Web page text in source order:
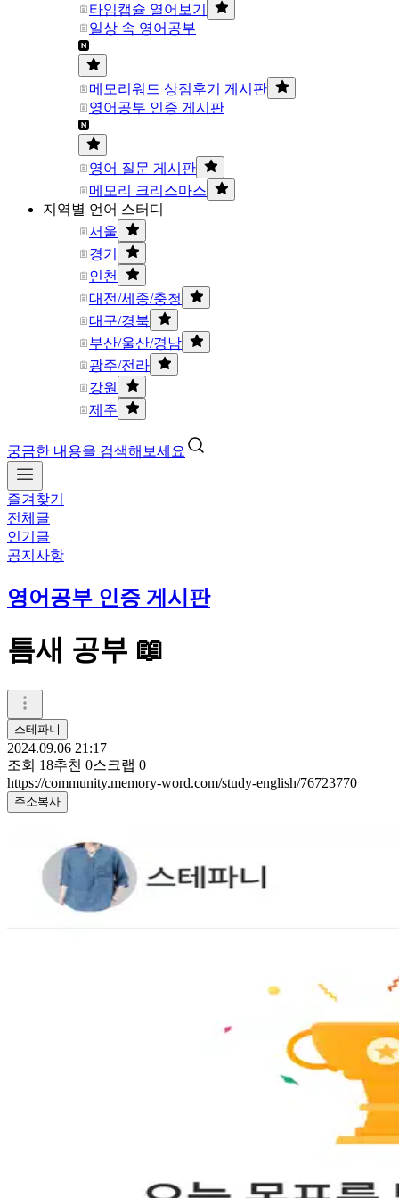
타임캡슐 열어보기
일상 속 영어공부
메모리워드 상점후기 게시판
영어공부 인증 게시판
영어 질문 게시판
메모리 크리스마스
지역별 언어 스터디
서울
경기
인천
대전/세종/충청
대구/경북
부산/울산/경남
광주/전라
강원
제주
궁금한 내용을 검색해보세요
즐겨찾기
전체글
인기글
공지사항
영어공부 인증 게시판
틈새 공부 📖
스테파니
2024.09.06 21:17
조회 18추천 0스크랩 0
https://community.memory-word.com/study-english/76723770
주소복사